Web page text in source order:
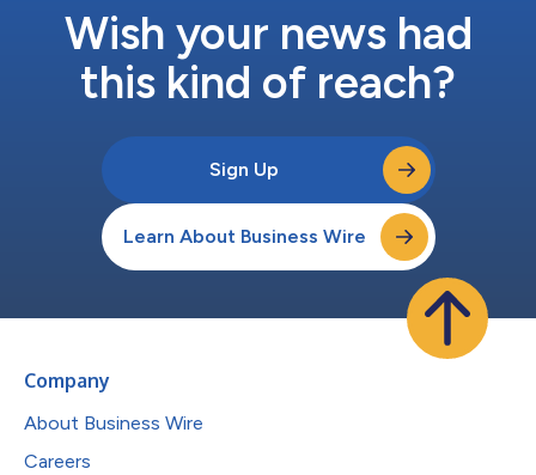
疾患の診断市場におけるリーダーとしての当社の地位を固めてく
れるで...Wish your news had
this kind of reach?
Sign Up
Learn About Business Wire
Company
About Business Wire
Careers